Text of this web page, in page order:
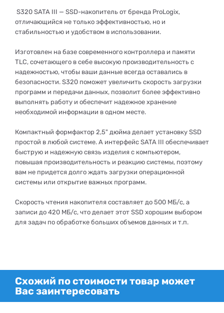
S320 SATA III — SSD-накопитель от бренда ProLogix,
отличающийся не только эффективностью, но и
стабильностью и удобством в использовании.
Изготовлен на базе современного контроллера и памяти
TLC, сочетающего в себе высокую производительность с
надежностью, чтобы ваши данные всегда оставались в
безопасности. S320 поможет увеличить скорость загрузки
программ и передачи данных, позволит более эффективно
выполнять работу и обеспечит надежное хранение
необходимой информации в одном месте.
Компактный формфактор 2,5" дюйма делает установку SSD
простой в любой системе. А интерфейс SATA III обеспечивает
быструю и надежную связь изделия с компьютером,
повышая производительность и реакцию системы, поэтому
вам не придется долго ждать загрузки операционной
системы или открытие важных программ.
Скорость чтения накопителя составляет до 500 МБ/с, а
записи до 420 МБ/с, что делает этот SSD хорошим выбором
для задач по обработке больших объемов данных и т.п.
Схожий по стоимости товар может
Вас заинтересовать